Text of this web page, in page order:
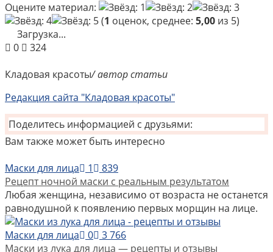
Оцените материал:
(1 оценок, среднее: 5,00 из 5)
Загрузка...
0
324
Кладовая красоты/ автор статьи
Редакция сайта "Кладовая красоты"
Поделитесь информацией с друзьями:
Вам также может быть интересно
Маски для лица
1
839
Рецепт ночной маски с реальным результатом
Любая женщина, независимо от возраста не останется
равнодушной к появлению первых морщин на лице.
Маски для лица
0
3 766
Маски из лука для лица — рецепты и отзывы